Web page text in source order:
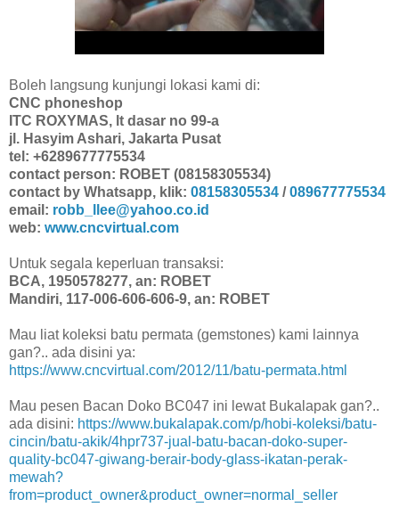
Boleh langsung kunjungi lokasi kami di:
CNC phoneshop
ITC ROXYMAS, lt dasar no 99-a
jl. Hasyim Ashari, Jakarta Pusat
tel: +6289677775534
contact person: ROBET (08158305534)
contact by Whatsapp, klik: 08158305534 / 089677775534
email: robb_llee@yahoo.co.id
web: www.cncvirtual.com
Untuk segala keperluan transaksi:
BCA, 1950578277, an: ROBET
Mandiri, 117-006-606-606-9, an: ROBET
Mau liat koleksi batu permata (gemstones) kami lainnya
gan?.. ada disini ya:
https://www.cncvirtual.com/2012/11/batu-permata.html
Mau pesen Bacan Doko BC047 ini lewat Bukalapak gan?..
ada disini: https://www.bukalapak.com/p/hobi-koleksi/batu-
cincin/batu-akik/4hpr737-jual-batu-bacan-doko-super-
quality-bc047-giwang-berair-body-glass-ikatan-perak-
mewah?
from=product_owner&product_owner=normal_seller